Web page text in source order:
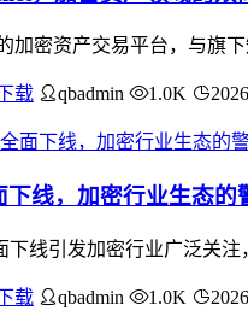
加密资产交易平台，与旗
载 qbadmin 1.0K
下线，加密行业生态的
下线引发加密行业广泛关
载 qbadmin 1.0K